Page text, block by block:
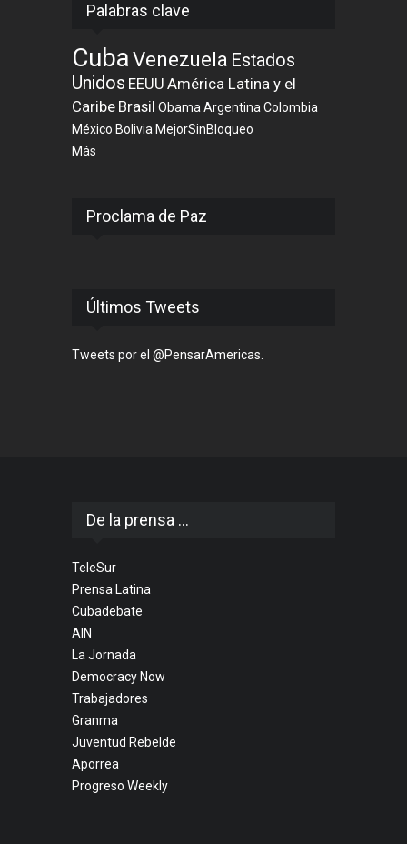
Palabras clave
CubaVenezuela Estados
Unidos EEUU América Latina y el
Caribe Brasil ObamaArgentinaColombia
México Bolivia MejorSinBloqueo
Más
Proclama de Paz
Últimos Tweets
Tweets por el @PensarAmericas.
De la prensa ...
TeleSur
Prensa Latina
Cubadebate
AIN
La Jornada
Democracy Now
Trabajadores
Granma
Juventud Rebelde
Aporrea
Progreso Weekly